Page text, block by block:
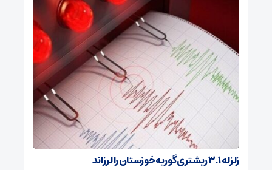
زلزله ۳.۱ ریشتری گوریه خوزستان را لرزاند